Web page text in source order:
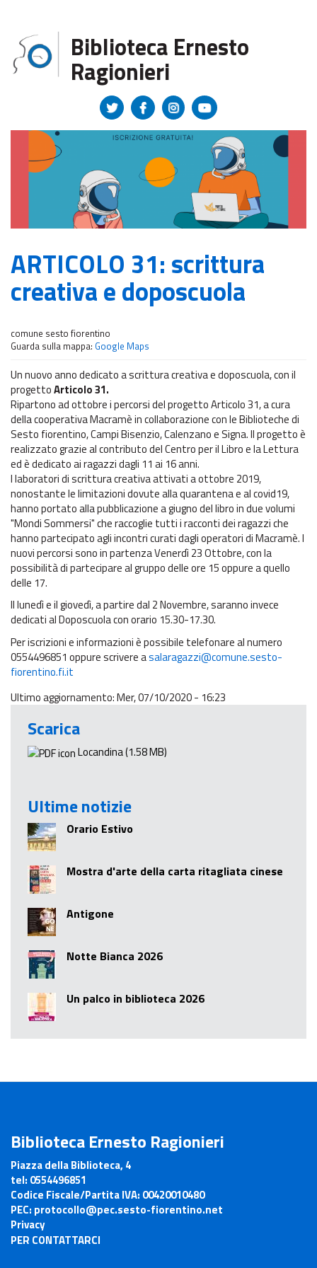
Biblioteca Ernesto
Ragionieri
ARTICOLO 31: scrittura
creativa e doposcuola
comune sesto fiorentino
Guarda sulla mappa: Google Maps
Un nuovo anno dedicato a scrittura creativa e doposcuola, con il
progettoArticolo 31.
Ripartono ad ottobre i percorsi del progetto Articolo 31, a cura
della cooperativa Macramè in collaborazione con le Biblioteche di
Sesto fiorentino, Campi Bisenzio, Calenzano e Signa. Il progetto è
realizzato grazie al contributo del Centro per il Libro e la Lettura
ed è dedicato ai ragazzi dagli 11 ai 16 anni.
I laboratori di scrittura creativa attivati a ottobre 2019,
nonostante le limitazioni dovute alla quarantena e al covid19,
hanno portato alla pubblicazione a giugno del libro in due volumi
"Mondi Sommersi" che raccoglie tutti i racconti dei ragazzi che
hanno partecipato agli incontri curati dagli operatori di Macramè. I
nuovi percorsi sono in partenza Venerdì 23 Ottobre, con la
possibilità di partecipare al gruppo delle ore 15 oppure a quello
delle 17.
Il lunedì e il giovedì, a partire dal 2 Novembre, saranno invece
dedicati al Doposcuola con orario 15.30-17.30.
Per iscrizioni e informazioni è possibile telefonare al numero
0554496851 oppure scrivere asalaragazzi@comune.sesto-
fiorentino.fi.it
Ultimo aggiornamento: Mer, 07/10/2020 - 16:23
Scarica
Locandina(1.58 MB)
Ultime notizie
Orario Estivo
Mostra d'arte della carta ritagliata cinese
Antigone
Notte Bianca 2026
Un palco in biblioteca 2026
Biblioteca Ernesto Ragionieri
Piazza della Biblioteca, 4
tel: 0554496851
Codice Fiscale/Partita IVA: 00420010480
PEC: protocollo@pec.sesto-fiorentino.net
Privacy
PER CONTATTARCI